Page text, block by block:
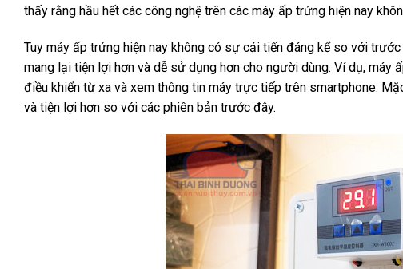
thấy rằng hầu hết các công nghệ trên các máy ấp trứng hiện nay
Tuy máy ấp trứng hiện nay không có sự cải tiến đáng kể so với
mang lại tiện lợi hơn và dễ sử dụng hơn cho người dùng. Ví dụ,
điều khiển từ xa và xem thông tin máy trực tiếp trên smartphone.
và tiện lợi hơn so với các phiên bản trước đây.